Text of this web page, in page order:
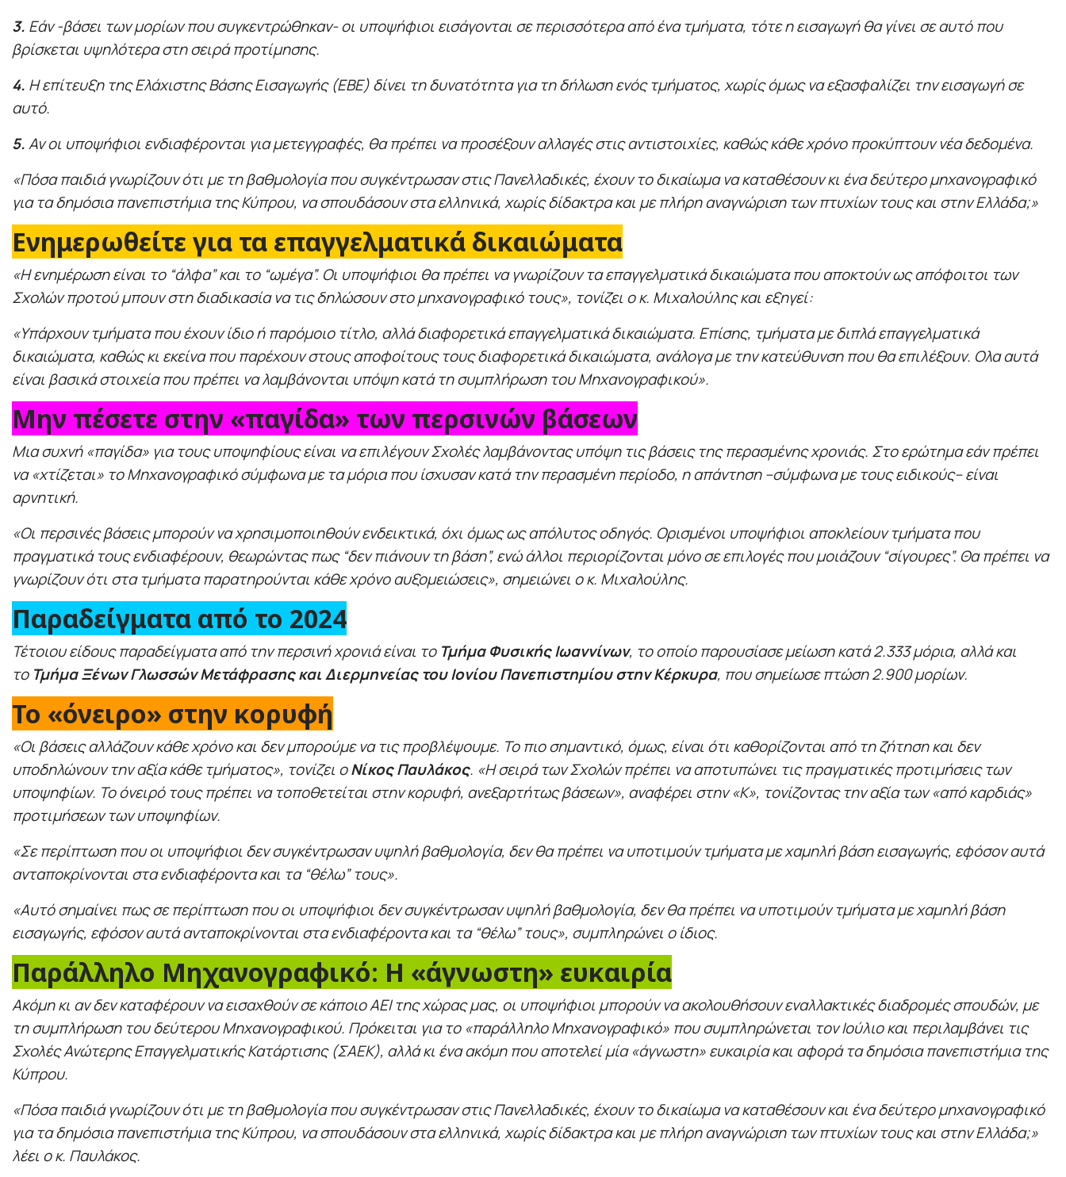
3. Εάν -βάσει των μορίων που συγκεντρώθηκαν- οι υποψήφιοι εισάγονται σε περισσότερα από ένα τμήματα, τότε η εισαγωγή θα γίνει σε αυτό που
βρίσκεται υψηλότερα στη σειρά προτίμησης.
4. Η επίτευξη της Ελάχιστης Βάσης Εισαγωγής (ΕΒΕ) δίνει τη δυνατότητα για τη δήλωση ενός τμήματος, χωρίς όμως να εξασφαλίζει την εισαγωγή σε
αυτό.
5.Αν οι υποψήφιοι ενδιαφέρονται για μετεγγραφές, θα πρέπει να προσέξουν αλλαγές στις αντιστοιχίες, καθώς κάθε χρόνο προκύπτουν νέα δεδομένα.
«Πόσα παιδιά γνωρίζουν ότι με τη βαθμολογία που συγκέντρωσαν στις Πανελλαδικές, έχουν το δικαίωμα να καταθέσουν κι ένα δεύτερο μηχανογραφικό
για τα δημόσια πανεπιστήμια της Κύπρου, να σπουδάσουν στα ελληνικά, χωρίς δίδακτρα και με πλήρη αναγνώριση των πτυχίων τους και στην Ελλάδα;»
Ενημερωθείτε για τα επαγγελματικά δικαιώματα
«Η ενημέρωση είναι το “άλφα” και το “ωμέγα”. Οι υποψήφιοι θα πρέπει να γνωρίζουν τα επαγγελματικά δικαιώματα που αποκτούν ως απόφοιτοι των
Σχολών προτού μπουν στη διαδικασία να τις δηλώσουν στο μηχανογραφικό τους», τονίζει ο κ. Μιχαλούλης και εξηγεί:
«Υπάρχουν τμήματα που έχουν ίδιο ή παρόμοιο τίτλο, αλλά διαφορετικά επαγγελματικά δικαιώματα. Επίσης, τμήματα με διπλά επαγγελματικά
δικαιώματα, καθώς κι εκείνα που παρέχουν στους αποφοίτους τους διαφορετικά δικαιώματα, ανάλογα με την κατεύθυνση που θα επιλέξουν. Ολα αυτά
είναι βασικά στοιχεία που πρέπει να λαμβάνονται υπόψη κατά τη συμπλήρωση του Μηχανογραφικού».
Μην πέσετε στην «παγίδα» των περσινών βάσεων
Μια συχνή «παγίδα» για τους υποψηφίους είναι να επιλέγουν Σχολές λαμβάνοντας υπόψη τις βάσεις της περασμένης χρονιάς. Στο ερώτημα εάν πρέπει
να «χτίζεται» το Μηχανογραφικό σύμφωνα με τα μόρια που ίσχυσαν κατά την περασμένη περίοδο, η απάντηση –σύμφωνα με τους ειδικούς– είναι
αρνητική.
«Οι περσινές βάσεις μπορούν να χρησιμοποιηθούν ενδεικτικά, όχι όμως ως απόλυτος οδηγός. Ορισμένοι υποψήφιοι αποκλείουν τμήματα που
πραγματικά τους ενδιαφέρουν, θεωρώντας πως “δεν πιάνουν τη βάση”, ενώ άλλοι περιορίζονται μόνο σε επιλογές που μοιάζουν “σίγουρες”. Θα πρέπει να
γνωρίζουν ότι στα τμήματα παρατηρούνται κάθε χρόνο αυξομειώσεις», σημειώνει ο κ. Μιχαλούλης.
Παραδείγματα από το 2024
Τέτοιου είδους παραδείγματα από την περσινή χρονιά είναι το Τμήμα Φυσικής Ιωαννίνων, το οποίο παρουσίασε μείωση κατά 2.333 μόρια, αλλά και
το Τμήμα Ξένων Γλωσσών Μετάφρασης και Διερμηνείας του Ιονίου Πανεπιστημίουστην Κέρκυρα, που σημείωσε πτώση 2.900 μορίων.
Το «όνειρο» στην κορυφή
«Οι βάσεις αλλάζουν κάθε χρόνο και δεν μπορούμε να τις προβλέψουμε. Το πιο σημαντικό, όμως, είναι ότι καθορίζονται από τη ζήτηση και δεν
υποδηλώνουν την αξία κάθε τμήματος», τονίζει οΝίκος Παυλάκος. «Η σειρά των Σχολών πρέπει να αποτυπώνει τις πραγματικές προτιμήσεις των
υποψηφίων. Το όνειρό τους πρέπει να τοποθετείται στην κορυφή, ανεξαρτήτως βάσεων», αναφέρει στην «Κ», τονίζοντας την αξία των «από καρδιάς»
προτιμήσεων των υποψηφίων.
«Σε περίπτωση που οι υποψήφιοι δεν συγκέντρωσαν υψηλή βαθμολογία, δεν θα πρέπει να υποτιμούν τμήματα με χαμηλή βάση εισαγωγής, εφόσον αυτά
ανταποκρίνονται στα ενδιαφέροντα και τα “θέλω” τους».
«Αυτό σημαίνει πως σε περίπτωση που οι υποψήφιοι δεν συγκέντρωσαν υψηλή βαθμολογία, δεν θα πρέπει να υποτιμούν τμήματα με χαμηλή βάση
εισαγωγής, εφόσον αυτά ανταποκρίνονται στα ενδιαφέροντα και τα “θέλω” τους», συμπληρώνει ο ίδιος.
Παράλληλο Μηχανογραφικό: Η «άγνωστη» ευκαιρία
Ακόμη κι αν δεν καταφέρουν να εισαχθούν σε κάποιο ΑΕΙ της χώρας μας, οι υποψήφιοι μπορούν να ακολουθήσουν εναλλακτικές διαδρομές σπουδών, με
τη συμπλήρωση του δεύτερου Μηχανογραφικού. Πρόκειται για το «παράλληλο Μηχανογραφικό» που συμπληρώνεται τον Ιούλιο και περιλαμβάνει τις
Σχολές Ανώτερης Επαγγελματικής Κατάρτισης (ΣΑΕΚ), αλλά κι ένα ακόμη που αποτελεί μία «άγνωστη» ευκαιρία και αφορά τα δημόσια πανεπιστήμια της
Κύπρου.
«Πόσα παιδιά γνωρίζουν ότι με τη βαθμολογία που συγκέντρωσαν στις Πανελλαδικές, έχουν το δικαίωμα να καταθέσουν και ένα δεύτερο μηχανογραφικό
για τα δημόσια πανεπιστήμια της Κύπρου, να σπουδάσουν στα ελληνικά, χωρίς δίδακτρα και με πλήρη αναγνώριση των πτυχίων τους και στην Ελλάδα;»
λέει ο κ. Παυλάκος.